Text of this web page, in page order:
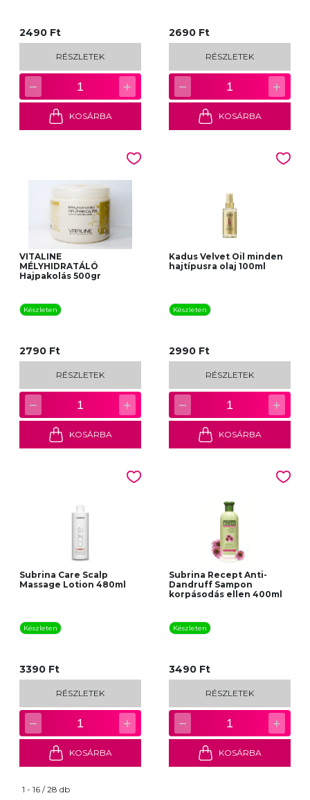
2490 Ft
RÉSZLETEK
− 1 +
KOSÁRBA
2690 Ft
RÉSZLETEK
− 1 +
KOSÁRBA
VITALINE
MÉLYHIDRATÁLÓ
Hajpakolás 500gr
Készleten
2790 Ft
RÉSZLETEK
− 1 +
KOSÁRBA
Kadus Velvet Oil minden
hajtípusra olaj 100ml
Készleten
2990 Ft
RÉSZLETEK
− 1 +
KOSÁRBA
Subrina Care Scalp
Massage Lotion 480ml
Készleten
3390 Ft
RÉSZLETEK
− 1 +
KOSÁRBA
Subrina Recept Anti-
Dandruff Sampon
korpásodás ellen 400ml
Készleten
3490 Ft
RÉSZLETEK
− 1 +
KOSÁRBA
1 - 16 / 28 db